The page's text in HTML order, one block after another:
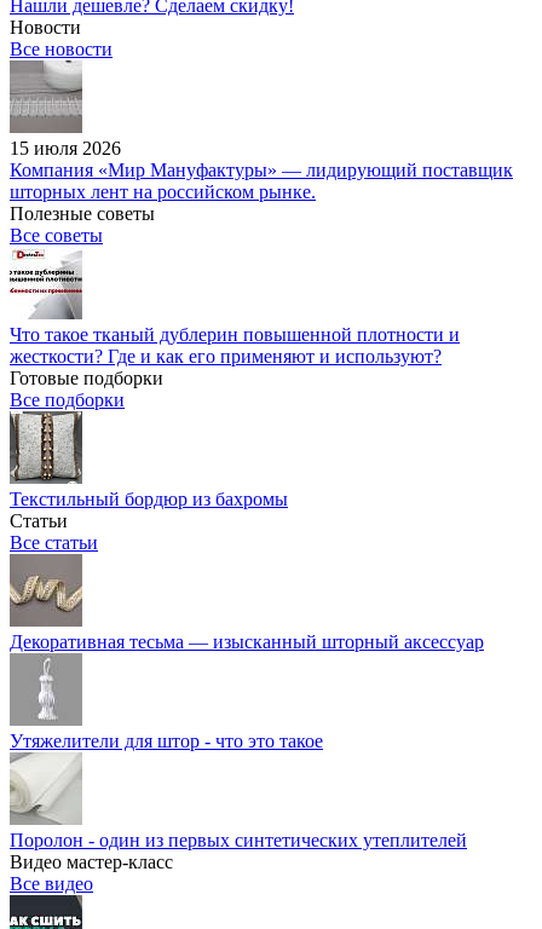
Нашли дешевле? Сделаем скидку!
Новости
Все новости
15 июля 2026
Компания «Мир Мануфактуры» — лидирующий поставщик
шторных лент на российском рынке.
Полезные советы
Все советы
Что такое тканый дублерин повышенной плотности и
жесткости? Где и как его применяют и используют?
Готовые подборки
Все подборки
Текстильный бордюр из бахромы
Статьи
Все статьи
Декоративная тесьма — изысканный шторный аксессуар
Утяжелители для штор - что это такое
Поролон - один из первых синтетических утеплителей
Видео мастер-класс
Все видео